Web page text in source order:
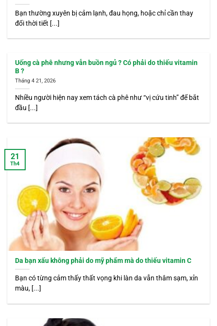
Bạn thường xuyên bị cảm lạnh, đau họng, hoặc chỉ cần thay
đổi thời tiết [...]
Uống cà phê nhưng vẫn buồn ngủ ? Có phải do thiếu vitamin
B ?
Tháng 4 21, 2026
Nhiều người hiện nay xem tách cà phê như “vị cứu tinh” để bắt
đầu [...]
Da bạn xấu không phải do mỹ phẩm mà do thiếu vitamin C
Bạn có từng cảm thấy thất vọng khi làn da vẫn thâm sạm, xỉn
màu, [...]
21
Th4